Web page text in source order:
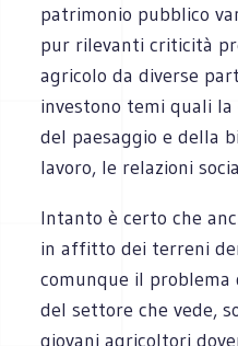
patrimonio pubblico
pur rilevanti criticità
agricolo da diverse
investono temi quali la
del paesaggio e della
lavoro, le relazioni
Intanto è certo che
in affitto dei terreni
comunque il problema
del settore che vede,
giovani agricoltori